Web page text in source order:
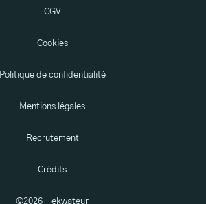
CGV
Cookies
Politique de confidentialité
Mentions légales
Recrutement
Crédits
©2026 - ekwateur